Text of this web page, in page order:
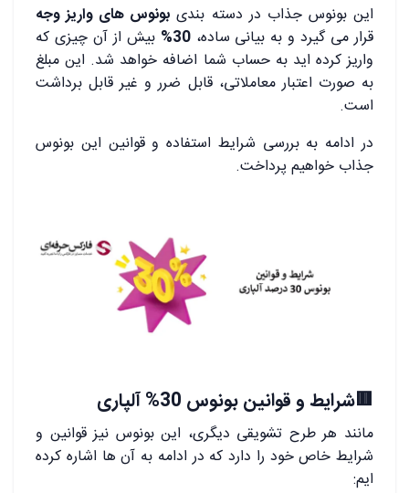
این بونوس جذاب در دسته بندی بونوس های واریز وجه
قرار می گیرد و به بیانی ساده،30%
بیش از آن چیزی که
واریز کرده اید به حساب شما اضافه خواهد شد. این مبلغ
به صورت اعتبار معاملاتی، قابل ضرر و غیر قابل برداشت
است.
در ادامه به بررسی شرایط استفاده و قوانین این بونوس
جذاب خواهیم پرداخت.
🟥شرایط و قوانین بونوس 30% آلپاری
مانند هر طرح تشویقی دیگری، این بونوس نیز قوانین و
شرایط خاص خود را دارد که در ادامه به آن ها اشاره کرده
ایم: